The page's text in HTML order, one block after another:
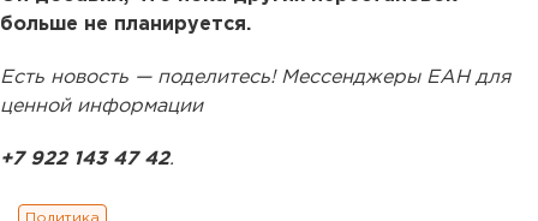
больше не планируется.
Есть новость — поделитесь! Мессенджеры ЕАН для
ценной информации
+7 922 143 47 42.
Политика